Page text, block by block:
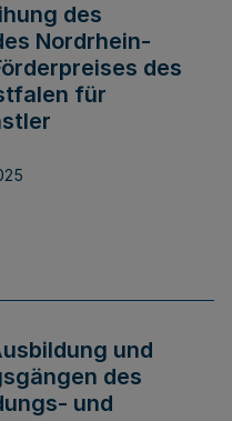
des
Nordrhein-
des
für
und
des
und